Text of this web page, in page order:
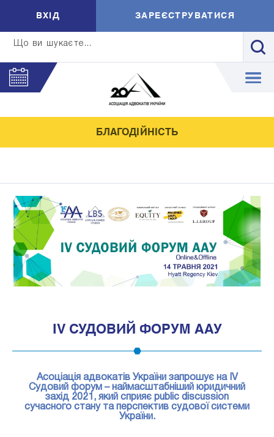
Що ви шукаєте...
ВXIД ЗАРЕЄСТРУВАТИСЯ
БЛАГОДІЙНІСТЬ
1
IV СУДОВИЙ ФОРУМ ААУ
Асоціація адвокатів України запрошує на IV
Судовий форум – наймасштабніший юридичний
захід 2021, який сприяє public discussion
сучасного стану та перспектив судової системи
України.